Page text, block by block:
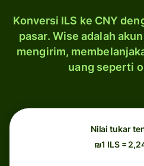
Konversi ILS ke CNY
pasar. Wise adalah
mengirim,
uang seperti
Nilai tukar
₪1 ILS =